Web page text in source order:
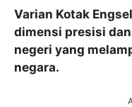
Varian Kotak
dimensi presisi
negeri yang
negara.